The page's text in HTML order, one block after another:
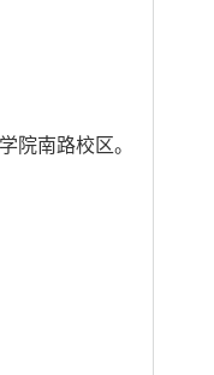
院南路校区。